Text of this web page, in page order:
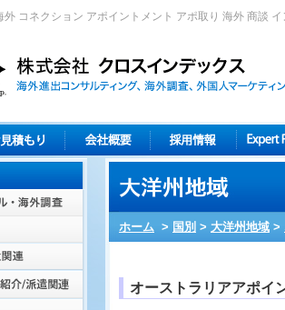
外 コネクション アポイントメント アポ取り 海外 商談
ホーム > 国別 > 大洋州地域 >
オーストラリアアポイ